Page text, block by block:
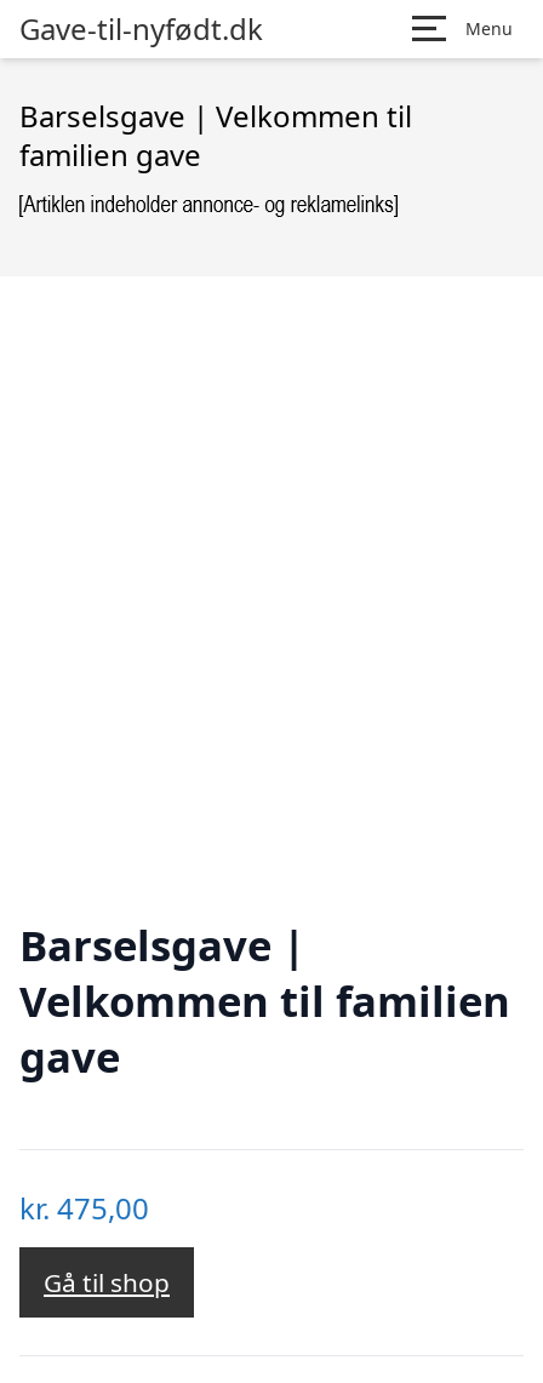
Gave-til-nyfødt.dk Menu
Barselsgave | Velkommen til
familien gave
Barselsgave |
Velkommen til familien
gave
kr. 475,00
Gå til shop